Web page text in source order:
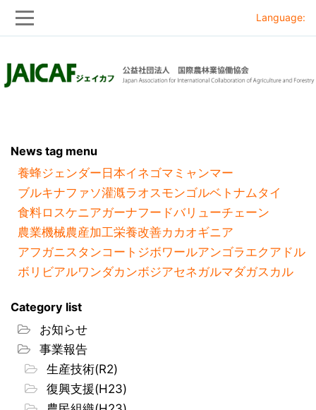
to
to
Language:
News tag menu
養蜂ジェンダー 日本イネゴマ ミャンマー
ブルキナファソ灌漑ラオスモンゴルベトナムタイ
食料ロスケニアガーナフードバリューチェーン
農業機械農産加工栄養改善カカオギニア
アフガニスタンコートジボワールアンゴラ エクアドル
ボリビアルワンダカンボジアセネガルマダガスカル
Category list
お知らせ
事業報告
生産技術(R2)
復興支援(H23)